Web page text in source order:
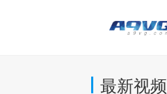
最新视频